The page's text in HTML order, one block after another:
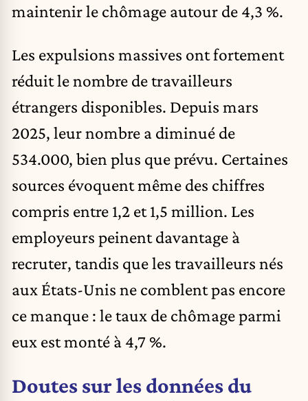
maintenir le chômage autour de 4,3 %.
Les expulsions massives ont fortement
réduit le nombre de travailleurs
étrangers disponibles. Depuis mars
2025, leur nombre a diminué de
534.000, bien plus que prévu. Certaines
sources évoquent même des chiffres
compris entre 1,2 et 1,5 million. Les
employeurs peinent davantage à
recruter, tandis que les travailleurs nés
aux États-Unis ne comblent pas encore
ce manque : le taux de chômage parmi
eux est monté à 4,7 %.
Doutes sur les données du